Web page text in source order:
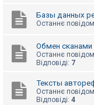
Базы данных
Останнє
Обмен сканами
Останнє
Відповіді: 7
Тексты
Останнє
Відповіді: 4